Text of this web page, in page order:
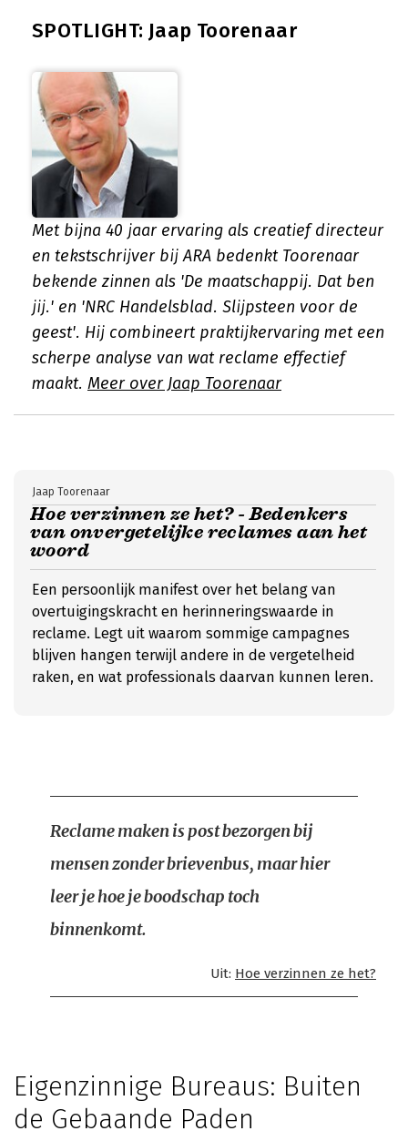
SPOTLIGHT: Jaap Toorenaar
Met bijna 40 jaar ervaring als creatief directeur
en tekstschrijver bij ARA bedenkt Toorenaar
bekende zinnen als 'De maatschappij. Dat ben
jij.' en 'NRC Handelsblad. Slijpsteen voor de
geest'. Hij combineert praktijkervaring met een
scherpe analyse van wat reclame effectief
maakt. Meer over Jaap Toorenaar
Hoe verzinnen ze het? - Bedenkers
van onvergetelijke reclames aan het
woord
Jaap Toorenaar
Een persoonlijk manifest over het belang van
overtuigingskracht en herinneringswaarde in
reclame. Legt uit waarom sommige campagnes
blijven hangen terwijl andere in de vergetelheid
raken, en wat professionals daarvan kunnen leren.
Reclame maken is post bezorgen bij
mensen zonder brievenbus, maar hier
leer je hoe je boodschap toch
binnenkomt.
Uit: Hoe verzinnen ze het?
Eigenzinnige Bureaus: Buiten
de Gebaande Paden